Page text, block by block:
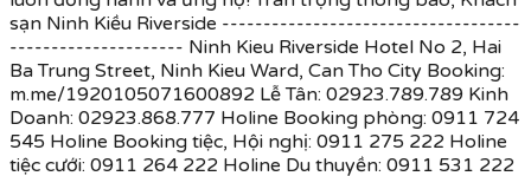
sạn Ninh Kiều Riverside ------------------------------------
--------------------- Ninh Kieu Riverside Hotel No 2, Hai
Ba Trung Street, Ninh Kieu Ward, Can Tho City Booking:
m.me/1920105071600892 Lễ Tân: 02923.789.789 Kinh
Doanh: 02923.868.777 Holine Booking phòng: 0911 724
545 Holine Booking tiệc, Hội nghị: 0911 275 222 Holine
tiệc cưới: 0911 264 222 Holine Du thuyền: 0911 531 222